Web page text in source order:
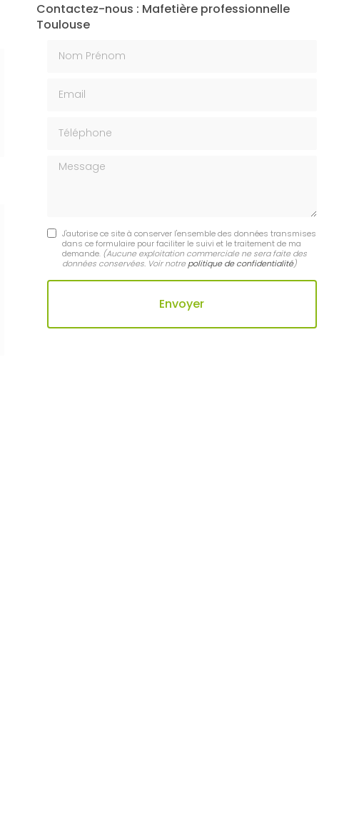
Contactez-nous : Mafetière professionnelle
Toulouse
Message
J'autorise ce site à conserver l'ensemble des données transmises
dans ce formulaire pour faciliter le suivi et le traitement de ma
demande. (Aucune exploitation commerciale ne sera faite des
données conservées. Voir notre politique de confidentialité)